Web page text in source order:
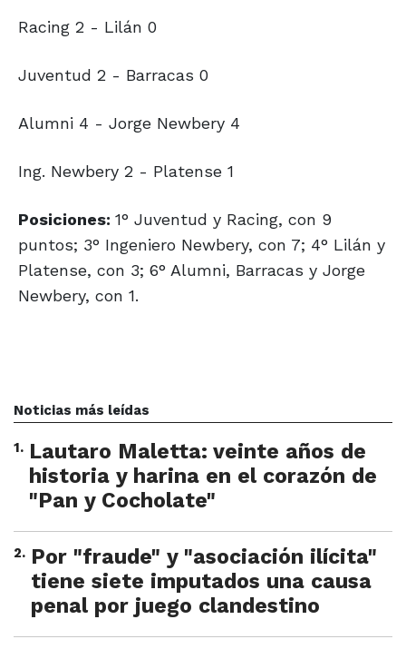
Racing 2 - Lilán 0
Juventud 2 - Barracas 0
Alumni 4 - Jorge Newbery 4
Ing. Newbery 2 - Platense 1
Posiciones: 1° Juventud y Racing, con 9
puntos; 3° Ingeniero Newbery, con 7; 4° Lilán y
Platense, con 3; 6° Alumni, Barracas y Jorge
Newbery, con 1.
Noticias más leídas
1. Lautaro Maletta: veinte años de
historia y harina en el corazón de
"Pan y Cocholate"
2. Por "fraude" y "asociación ilícita"
tiene siete imputados una causa
penal por juego clandestino